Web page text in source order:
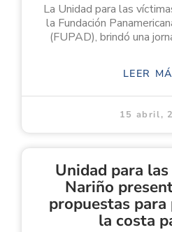
La Unidad para las
la Fundación
(FUPAD), brindó una
LEER
15 abril,
Unidad para
Nariño
propuestas
la costa